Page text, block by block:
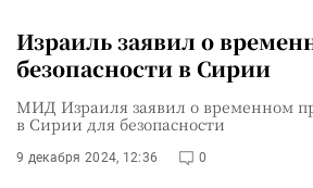
Израиль заявил о
безопасности в Сирии
МИД Израиля заявил о временном
в Сирии для безопасности
9 декабря 2024, 12:36 0